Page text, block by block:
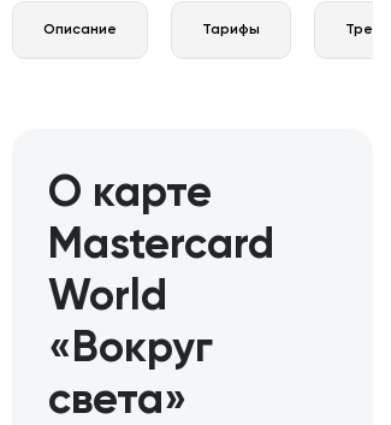
Описание Тарифы
О карте
Mastercard
World
«Вокруг
света»